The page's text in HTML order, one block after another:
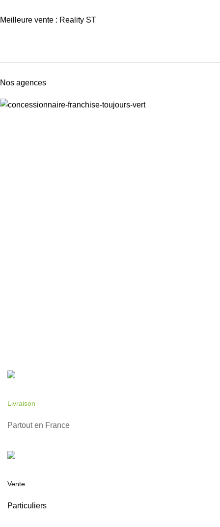
Meilleure vente : Reality ST
Nos agences
Livraison
Partout en France
Vente
Particuliers